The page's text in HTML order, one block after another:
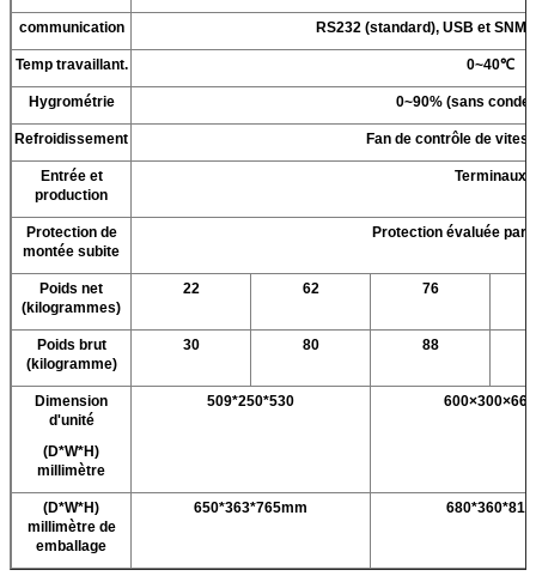
communication RS232 (standard), USB et
Temp travaillant. 0~40℃
Hygrométrie 0~90% (sans
Refroidissement Fan de contrôle de
Entrée et
production
Terminaux
Protection de
montée subite
Protection évaluée par
Poids net
(kilogrammes)
22 62 76
Poids brut
(kilogramme)
30 80 88
Dimension
d'unité
(D*W*H)
millimètre
509*250*530 600×300×660
(D*W*H)
millimètre de
emballage
650*363*765mm 680*360*810